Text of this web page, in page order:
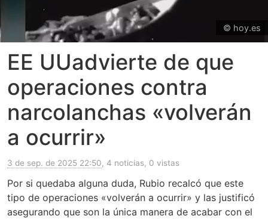
© hoy.es
EE UUadvierte de que
operaciones contra
narcolanchas «volverán
a ocurrir»
3 de sep. de 2025 22:50, 4 noticias, 0 vistas
Por si quedaba alguna duda, Rubio recalcó que este
tipo de operaciones «volverán a ocurrir» y las justificó
asegurando que son la única manera de acabar con el